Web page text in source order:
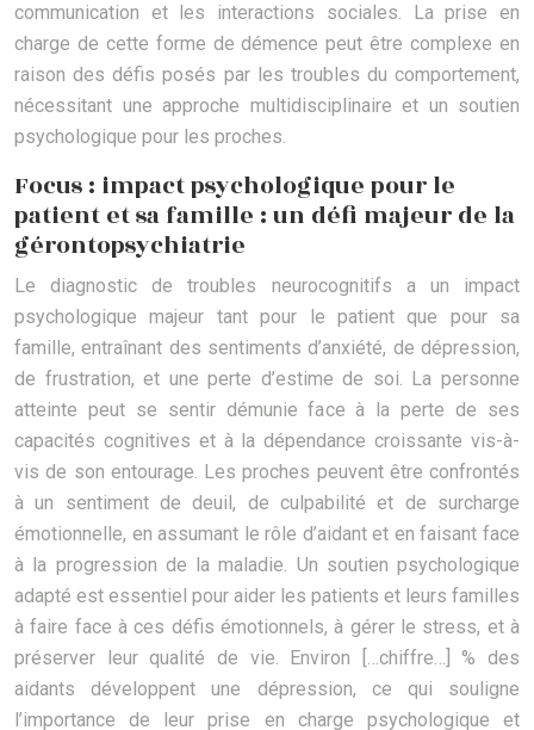
communication et les interactions sociales. La prise en
charge de cette forme de démence peut être complexe en
raison des défis posés par les troubles du comportement,
nécessitant une approche multidisciplinaire et un soutien
psychologique pour les proches.
Focus : impact psychologique pour le
patient et sa famille : un défi majeur de la
gérontopsychiatrie
Le diagnostic de troubles neurocognitifs a un impact
psychologique majeur tant pour le patient que pour sa
famille, entraînant des sentiments d’anxiété, de dépression,
de frustration, et une perte d’estime de soi. La personne
atteinte peut se sentir démunie face à la perte de ses
capacités cognitives et à la dépendance croissante vis-à-
vis de son entourage. Les proches peuvent être confrontés
à un sentiment de deuil, de culpabilité et de surcharge
émotionnelle, en assumant le rôle d’aidant et en faisant face
à la progression de la maladie. Un soutien psychologique
adapté est essentiel pour aider les patients et leurs familles
à faire face à ces défis émotionnels, à gérer le stress, et à
préserver leur qualité de vie. Environ […chiffre…] % des
aidants développent une dépression, ce qui souligne
l’importance de leur prise en charge psychologique et